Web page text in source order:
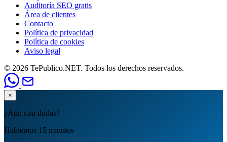
Auditoría SEO gratis
Área de clientes
Contacto
Política de privacidad
Política de cookies
Aviso legal
© 2026 TePublico.NET. Todos los derechos reservados.
×
¿Aún con dudas?
Hablemos 15 minutos